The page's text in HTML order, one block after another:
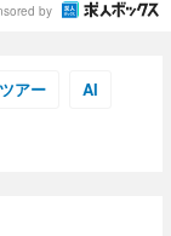
by
アー AI